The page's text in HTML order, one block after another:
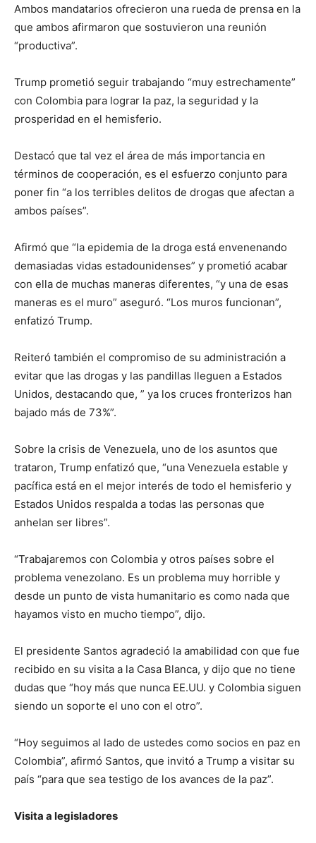
Ambos mandatarios ofrecieron una rueda de prensa en la
que ambos afirmaron que sostuvieron una reunión
“productiva”.
Trump prometió seguir trabajando “muy estrechamente”
con Colombia para lograr la paz, la seguridad y la
prosperidad en el hemisferio.
Destacó que tal vez el área de más importancia en
términos de cooperación, es el esfuerzo conjunto para
poner fin “a los terribles delitos de drogas que afectan a
ambos países”.
Afirmó que “la epidemia de la droga está envenenando
demasiadas vidas estadounidenses” y prometió acabar
con ella de muchas maneras diferentes, “y una de esas
maneras es el muro” aseguró. “Los muros funcionan”,
enfatizó Trump.
Reiteró también el compromiso de su administración a
evitar que las drogas y las pandillas lleguen a Estados
Unidos, destacando que, ” ya los cruces fronterizos han
bajado más de 73%”.
Sobre la crisis de Venezuela, uno de los asuntos que
trataron, Trump enfatizó que, “una Venezuela estable y
pacífica está en el mejor interés de todo el hemisferio y
Estados Unidos respalda a todas las personas que
anhelan ser libres”.
“Trabajaremos con Colombia y otros países sobre el
problema venezolano. Es un problema muy horrible y
desde un punto de vista humanitario es como nada que
hayamos visto en mucho tiempo”, dijo.
El presidente Santos agradeció la amabilidad con que fue
recibido en su visita a la Casa Blanca, y dijo que no tiene
dudas que “hoy más que nunca EE.UU. y Colombia siguen
siendo un soporte el uno con el otro”.
“Hoy seguimos al lado de ustedes como socios en paz en
Colombia”, afirmó Santos, que invitó a Trump a visitar su
país “para que sea testigo de los avances de la paz”.
Visita a legisladores